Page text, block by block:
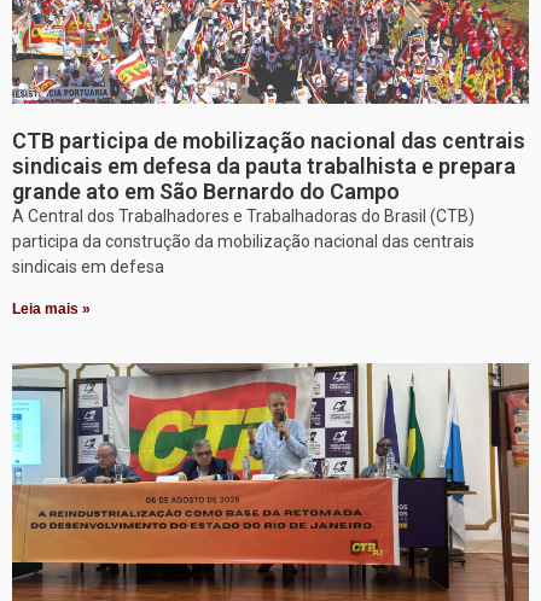
CTB participa de mobilização nacional das centrais
sindicais em defesa da pauta trabalhista e prepara
grande ato em São Bernardo do Campo
A Central dos Trabalhadores e Trabalhadoras do Brasil (CTB)
participa da construção da mobilização nacional das centrais
sindicais em defesa
Leia mais »